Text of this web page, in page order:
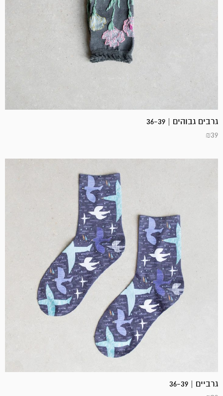
גרבים גבוהים | 36-39
₪39
גרביים | 36-39